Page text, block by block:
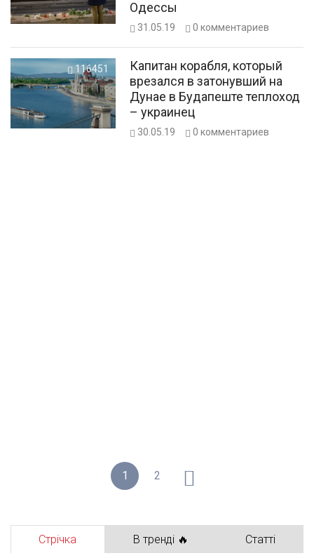
Одессы
31.05.19 0 комментариев
116451
Капитан корабля, который
врезался в затонувший на
Дунае в Будапеште теплоход
– украинец
30.05.19 0 комментариев
1 2
Стрічка В тренді 🔥 Статті